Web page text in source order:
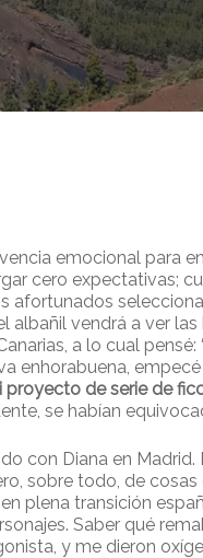
emocional para
cero expectativas;
afortunados
vendrá a ver
a lo cual pensé:
enhorabuena, empecé
proyecto de serie de
se habían
con Diana en
sobre todo, de
plena transición
Saber qué
y me dieron